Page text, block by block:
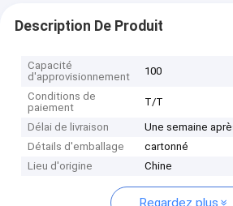
Description De Produit
Capacité
d'approvisionnement
100
Conditions de
paiement
T/T
Délai de livraison
Une semaine
Détails d'emballage
cartonné
Lieu d'origine
Chine
Regardez plus